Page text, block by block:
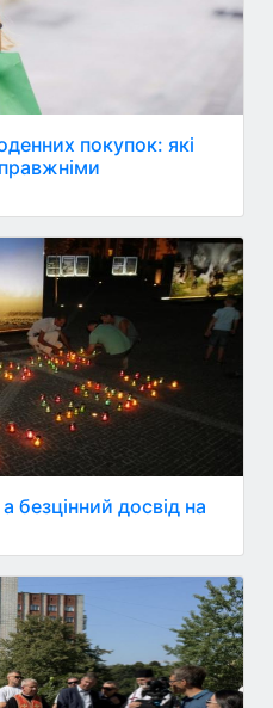
покупок: які
безцінний досвід на